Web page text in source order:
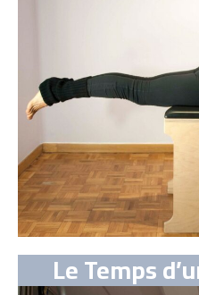
Le Temps